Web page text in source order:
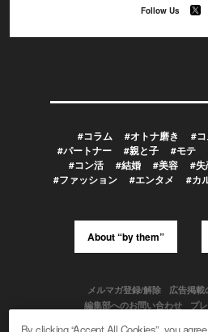
Follow Us
#コラム #オトナ磨き #
#パートナー
#親と子 #モテ
#コン活
#結婚 #美容 #失
#ファッション
#エンタメ #カ
About “by them”
メルマガ登録/解除
広告掲載
編集部へのお問い合わせ
プ